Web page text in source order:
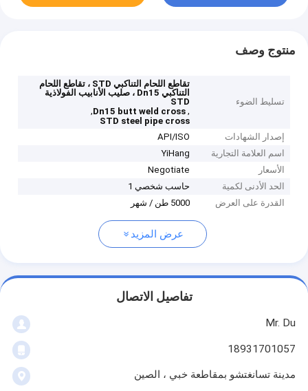
منتوج وصف
تسليط الضوء
تقاطع اللحام التناكبي STD ، تقاطع اللحام
التناكبي Dn15 ، صليب الأنابيب الفولاذية
STD
,
Dn15 butt weld cross
,
STD steel pipe cross
إصدار الشهادات
API/ISO
اسم العلامة التجارية
YiHang
الأسعار
Negotiate
الحد الأدنى لكمية
حاسب شخصي 1
القدرة على العرض
5000 طن / شهر
عرض المزيد
تفاصيل الاتصال
Mr. Du
18931701057
مدينة تسانغتشو بمقاطعة خبي ، الصين